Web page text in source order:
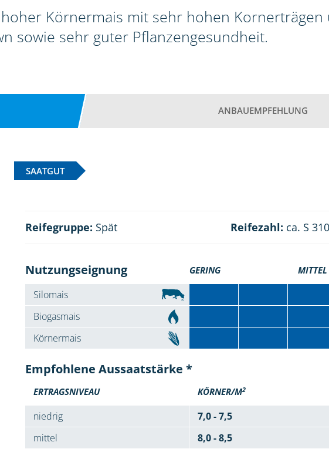
Körnermais mit sehr hohen Kornerträgen
sowie sehr guter Pflanzengesundheit.
ANBAUEMPFEHLUNG
SAATGUT
Reifegruppe: Spät Reifezahl: ca. S
Nutzungseignung GERING MITTEL
Silomais
Biogasmais
Körnermais
Empfohlene Aussaatstärke *
ERTRAGSNIVEAU KÖRNER/M2
niedrig
7,0 - 7,5
mittel
8,0 - 8,5